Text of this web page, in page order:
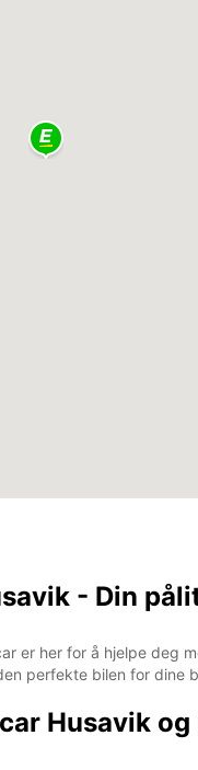
- Din
er her for å hjelpe
perfekte bilen for dine
Husavik